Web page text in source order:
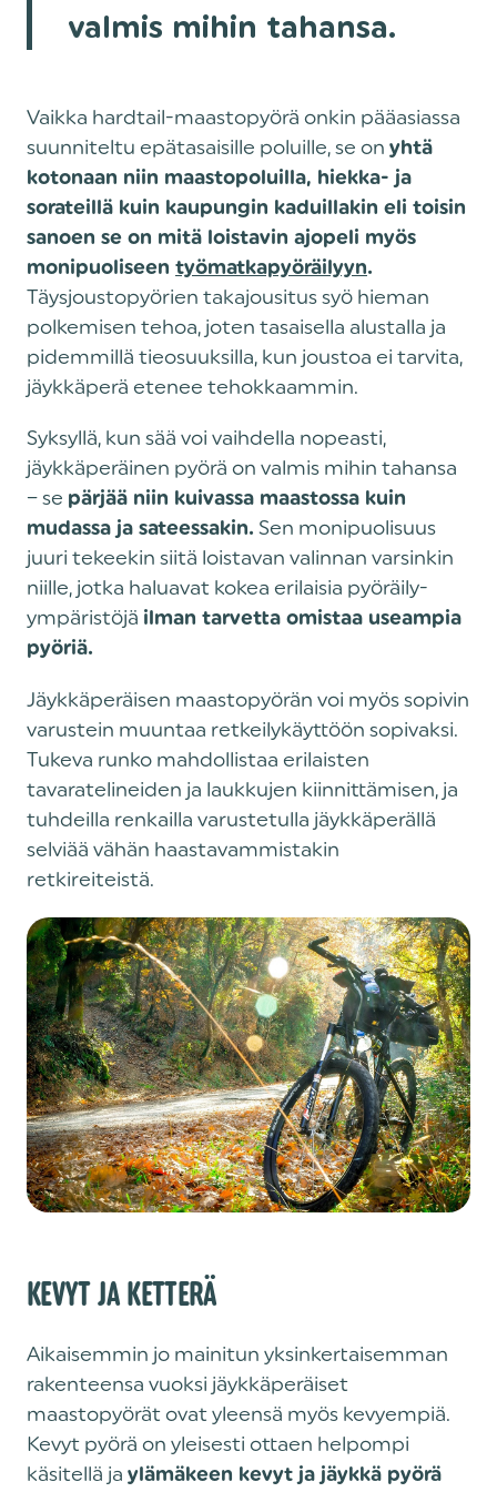
valmis mihin tahansa.
Vaikka hardtail-maastopyörä onkin pääasiassa
suunniteltu epätasaisille poluille, se on yhtä
kotonaan niin maastopoluilla, hiekka- ja
sorateillä kuin kaupungin kaduillakin eli toisin
sanoen se on mitä loistavin ajopeli myös
monipuoliseen työmatkapyöräilyyn.
Täysjoustopyörien takajousitus syö hieman
polkemisen tehoa, joten tasaisella alustalla ja
pidemmillä tieosuuksilla, kun joustoa ei tarvita,
jäykkäperä etenee tehokkaammin.
Syksyllä, kun sää voi vaihdella nopeasti,
jäykkäperäinen pyörä on valmis mihin tahansa
– se pärjää niin kuivassa maastossa kuin
mudassa ja sateessakin. Sen monipuolisuus
juuri tekeekin siitä loistavan valinnan varsinkin
niille, jotka haluavat kokea erilaisia pyöräily-
ympäristöjä ilman tarvetta omistaa useampia
pyöriä.
Jäykkäperäisen maastopyörän voi myös sopivin
varustein muuntaa retkeilykäyttöön sopivaksi.
Tukeva runko mahdollistaa erilaisten
tavaratelineiden ja laukkujen kiinnittämisen, ja
tuhdeilla renkailla varustetulla jäykkäperällä
selviää vähän haastavammistakin
retkireiteistä.
KEVYT JA KETTERÄ
Aikaisemmin jo mainitun yksinkertaisemman
rakenteensa vuoksi jäykkäperäiset
maastopyörät ovat yleensä myös kevyempiä.
Kevyt pyörä on yleisesti ottaen helpompi
käsitellä ja ylämäkeen kevyt ja jäykkä pyörä